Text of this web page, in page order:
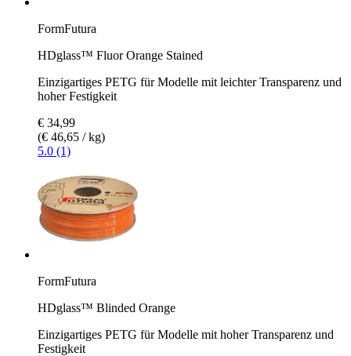
FormFutura
HDglass™ Fluor Orange Stained
Einzigartiges PETG für Modelle mit leichter Transparenz und
hoher Festigkeit
€ 34,99
(€ 46,65 / kg)
5.0 (1)
FormFutura
HDglass™ Blinded Orange
Einzigartiges PETG für Modelle mit hoher Transparenz und
Festigkeit